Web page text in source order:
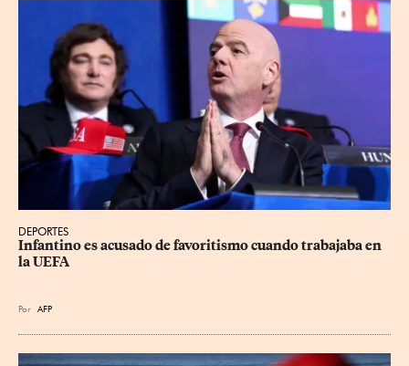
DEPORTES
Infantino es acusado de favoritismo cuando trabajaba en
la UEFA
Por AFP